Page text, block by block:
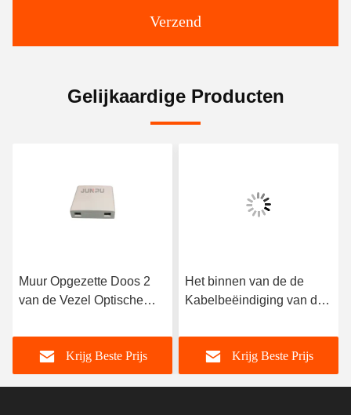
Verzend
Gelijkaardige Producten
Muur Opgezette Doos 2
van de Vezel Optische
met Sc-APC 1M Vlecht
Krijg Beste Prijs
Het binnen van de de
Kabelbeëindiging van de
Type van de Doosmuur
met Sc-AdapterKrijg Beste Prijs